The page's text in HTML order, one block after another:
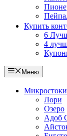
Купить
6
4
Меню
Микростоки
Лори
Озеро
Адоб